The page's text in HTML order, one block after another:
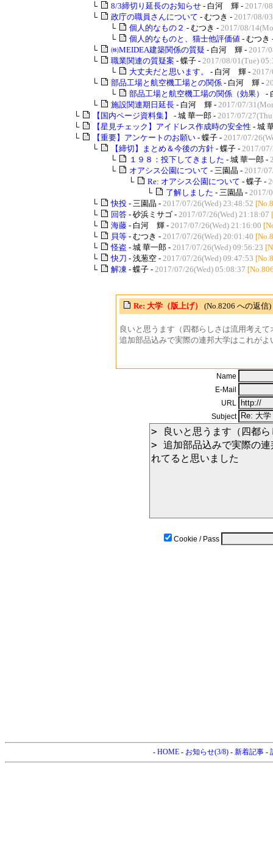
└
8/3締切り延長のお知らせ - 白河 輝 - 2017/
└
政庁の職員さんについて - むつき - 2017/08/
└
個人的なもの２ - むつき - 2017/08/
└
個人的なものと、猫士他評価値 - むつき
└
㈱MEIDEA建築関係の質疑 - 白河 輝 - 2017/
└
職業関連の質疑案 - 蝶子 - 2017/08/01(Tue)
└
大丈夫だと思います。 - 白河 輝 -
└
部品工場と航空機工場との関係 - 白河 輝 -
└
部品工場と航空機工場の関係（効果）
-
└
施設関連期日延長 - 白河 輝 - 2017/07/
└
【国内ページ資料集】 - 城 華一郎 - 2017/07/
└
【星見チェック】アイドレス作成時の安全性 - 城
└
【重要】アンケートのお願い - 蝶子 - 2017/07/
└
【締切】まとめ＆今後の方針 - 蝶子 - 2017/
└
１９８：投下してきました - 城 華一郎 -
└
オアシス公園について - 三園晶 - 2017/
└
Re: オアシス公園について - 蝶子 -
└
了解しました - 三園晶 - 2017/
└
快投 - 三園晶 - 2017/07/26(Wed) 23:48:52
└
回答 - 砂浜ミサゴ - 2017/07/26(Wed) 21:18:07
└
海藤 - 白河 輝 - 2017/07/26(Wed) 21:16:00
└
貝等 - むつき - 2017/07/26(Wed) 20:01:40
└
怪盗 - 城 華一郎 - 2017/07/26(Wed) 09:56:23
└
快刀 - 浅葱空 - 2017/07/26(Wed) 09:47:53
└
解凍 - 蝶子 - 2017/07/26(Wed) 05:08:37
Re: 大学（版上げ） (No.8206 への返信
良いと思うます（四都らしさは流用考え
追加部品込みで実際の連邦大学はこれが
Name
E-Mail
URL
Subject
Cookie / Pass
- HOME- お知らせ(3/8)- 新着記事-